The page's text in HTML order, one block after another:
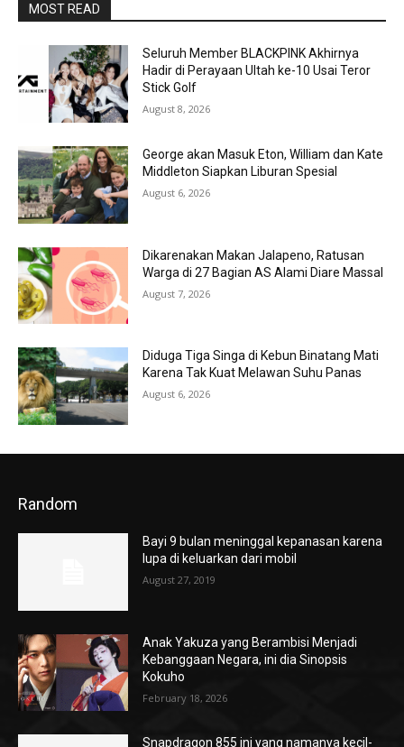
MOST READ
Seluruh Member BLACKPINK Akhirnya
Hadir di Perayaan Ultah ke-10 Usai Teror
Stick Golf
August 8, 2026
George akan Masuk Eton, William dan Kate
Middleton Siapkan Liburan Spesial
August 6, 2026
Dikarenakan Makan Jalapeno, Ratusan
Warga di 27 Bagian AS Alami Diare Massal
August 7, 2026
Diduga Tiga Singa di Kebun Binatang Mati
Karena Tak Kuat Melawan Suhu Panas
August 6, 2026
Random
Bayi 9 bulan meninggal kepanasan karena
lupa di keluarkan dari mobil
August 27, 2019
Anak Yakuza yang Berambisi Menjadi
Kebanggaan Negara, ini dia Sinopsis
Kokuho
February 18, 2026
Snapdragon 855 ini yang namanya kecil-